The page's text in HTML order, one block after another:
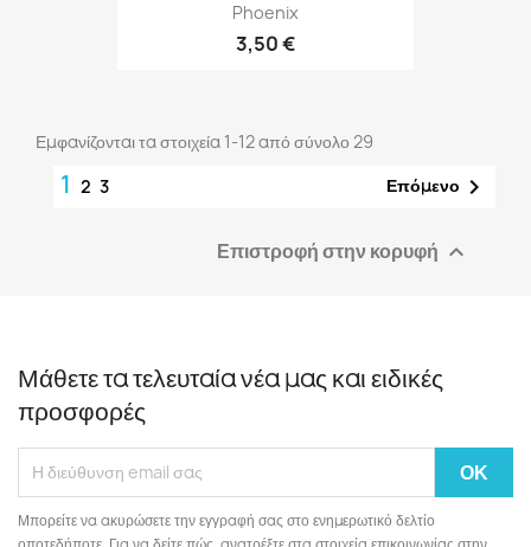
Phoenix
3,50 €
Εμφανίζονται τα στοιχεία 1-12 από σύνολο 29
1 2 3 Επόμενο 
Επιστροφή στην κορυφή 
Μάθετε τα τελευταία νέα μας και ειδικές
προσφορές
Μπορείτε να ακυρώσετε την εγγραφή σας στο ενημερωτικό δελτίο